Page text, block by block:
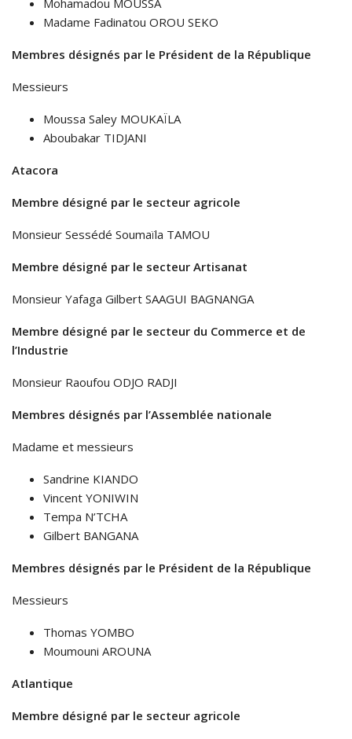
Mohamadou MOUSSA
Madame Fadinatou OROU SEKO
Membres désignés par le Président de la République
Messieurs
Moussa Saley MOUKAÏLA
Aboubakar TIDJANI
Atacora
Membre désigné par le secteur agricole
Monsieur Sessédé Soumaïla TAMOU
Membre désigné par le secteur Artisanat
Monsieur Yafaga Gilbert SAAGUI BAGNANGA
Membre désigné par le secteur du Commerce et de
l’Industrie
Monsieur Raoufou ODJO RADJI
Membres désignés par l’Assemblée nationale
Madame et messieurs
Sandrine KIANDO
Vincent YONIWIN
Tempa N’TCHA
Gilbert BANGANA
Membres désignés par le Président de la République
Messieurs
Thomas YOMBO
Moumouni AROUNA
Atlantique
Membre désigné par le secteur agricole